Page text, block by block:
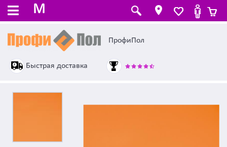
M
ПрофиПол
Быстрая доставка